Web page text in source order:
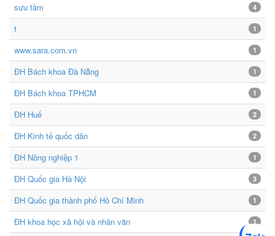
sưu tầm 4
t 1
www.sara.com.vn 1
ĐH Bách khoa Đà Nẵng 1
ĐH Bách khoa TPHCM 1
ĐH Huế 2
ĐH Kinh tế quốc dân 2
ĐH Nông nghiệp 1 1
ĐH Quốc gia Hà Nội 3
ĐH Quốc gia thành phố Hồ Chí Minh 1
ĐH khoa học xã hội và nhân văn 1